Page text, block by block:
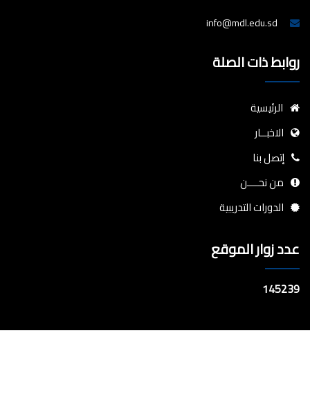
info@mdl.edu.sd
روابط ذات الصلة
الرئيسية
الاخبــار
إتصل بنا
من نحــــن
الدورات التدريبية
عدد زوار الموقع
145239